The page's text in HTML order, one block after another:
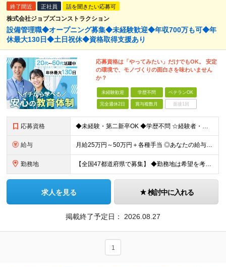
終了間近 正社員 話を聞きたい応募可
株式会社ジョブズコンストラクション
設備管理職◆オープニング募集◆未経験歓迎◆年収700万も可◆年
休最大130日◆土日祝休◆資格取得支援あり
応募資格は「やってみたい」だけでもOK。 安定
の環境で、モノづくりの面白さを味わいません
か？
未経験歓迎 学歴不問 ベテランOK
完全週休2日 賞与複数月 面接1回
応募資格 ◆未経験・第二新卒OK ◆学歴不問 ☆経験者・下記、資格保有者歓迎します。
給与 月給25万円～50万円＋各種手当 ◎あなたの給与は、これまでの経験や能力を考慮の上、決定します！ ◎待遇条件の詳細は面接でご相談ください。 ◎残業代は全額別途支給します ★前職給与を考慮します！
勤務地 【全国47都道府県で募集】 ◆勤務地は希望を考慮 ◆転勤なし ◆U・I・Jターン歓迎！ ◆基本直行直帰 ＼積極採用中／ 関東：東京都、神奈川県、埼玉県、千葉県 北陸：富山県、石川県、福井県 東海：愛
求人を見る 検討中に入れる
掲載終了予定日： 2026.08.27
1